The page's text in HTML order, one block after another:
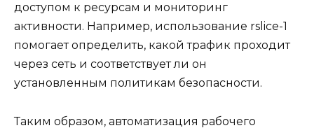
доступом к ресурсам и мониторинг
активности. Например, использование rslice-1
помогает определить, какой трафик проходит
через сеть и соответствует ли он
установленным политикам безопасности.
Таким образом, автоматизация рабочего